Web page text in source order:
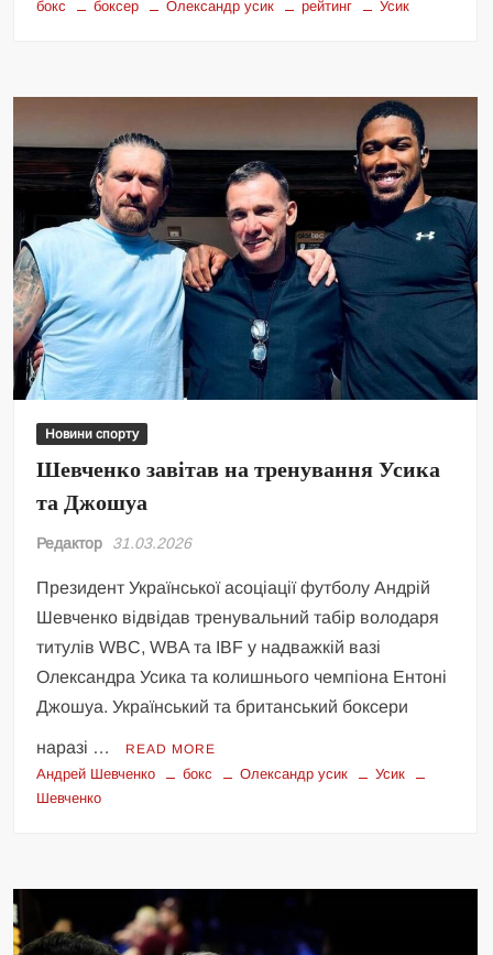
бокс боксер Олександр усик рейтинг Усик
Новини спорту
Шевченко завітав на тренування Усика
та Джошуа
Редактор 31.03.2026
Президент Української асоціації футболу Андрій
Шевченко відвідав тренувальний табір володаря
титулів WBC, WBA та IBF у надважкій вазі
Олександра Усика та колишнього чемпіона Ентоні
Джошуа. Український та британський боксери
наразі … READ MORE
Андрей Шевченко бокс Олександр усик
Усик
Шевченко